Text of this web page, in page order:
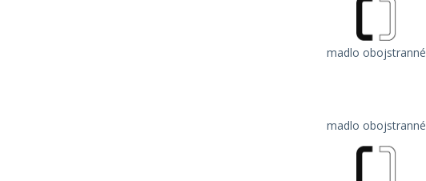
madlo obojstranné
madlo obojstranné